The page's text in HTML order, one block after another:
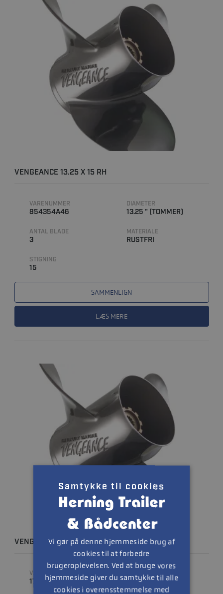
VENGEANCE 13.25 X 15 RH
VARENUMMER
854354A46
DIAMETER
13.25 " (TOMMER)
ANTAL BLADE
3
MATERIALE
RUSTFRI
STIGNING
15
SAMMENLIGN
LÆS MERE
VENGEANCE 14 X 10 RH
VARENUMMER
17310A46
STIGNING
10 " (TOMMER)
Samtykke til cookies
Vi gør på denne hjemmeside brug af
cookies til at forbedre
brugeroplevelsen. Ved at bruge vores
hjemmeside giver du samtykke til alle
cookies i overensstemmelse med